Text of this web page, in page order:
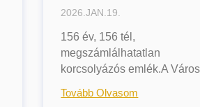
2026.JAN.19.
156 év, 156 tél,
megszámlálhatatlan
korcsolyázós emlék.A
Tovább Olvasom